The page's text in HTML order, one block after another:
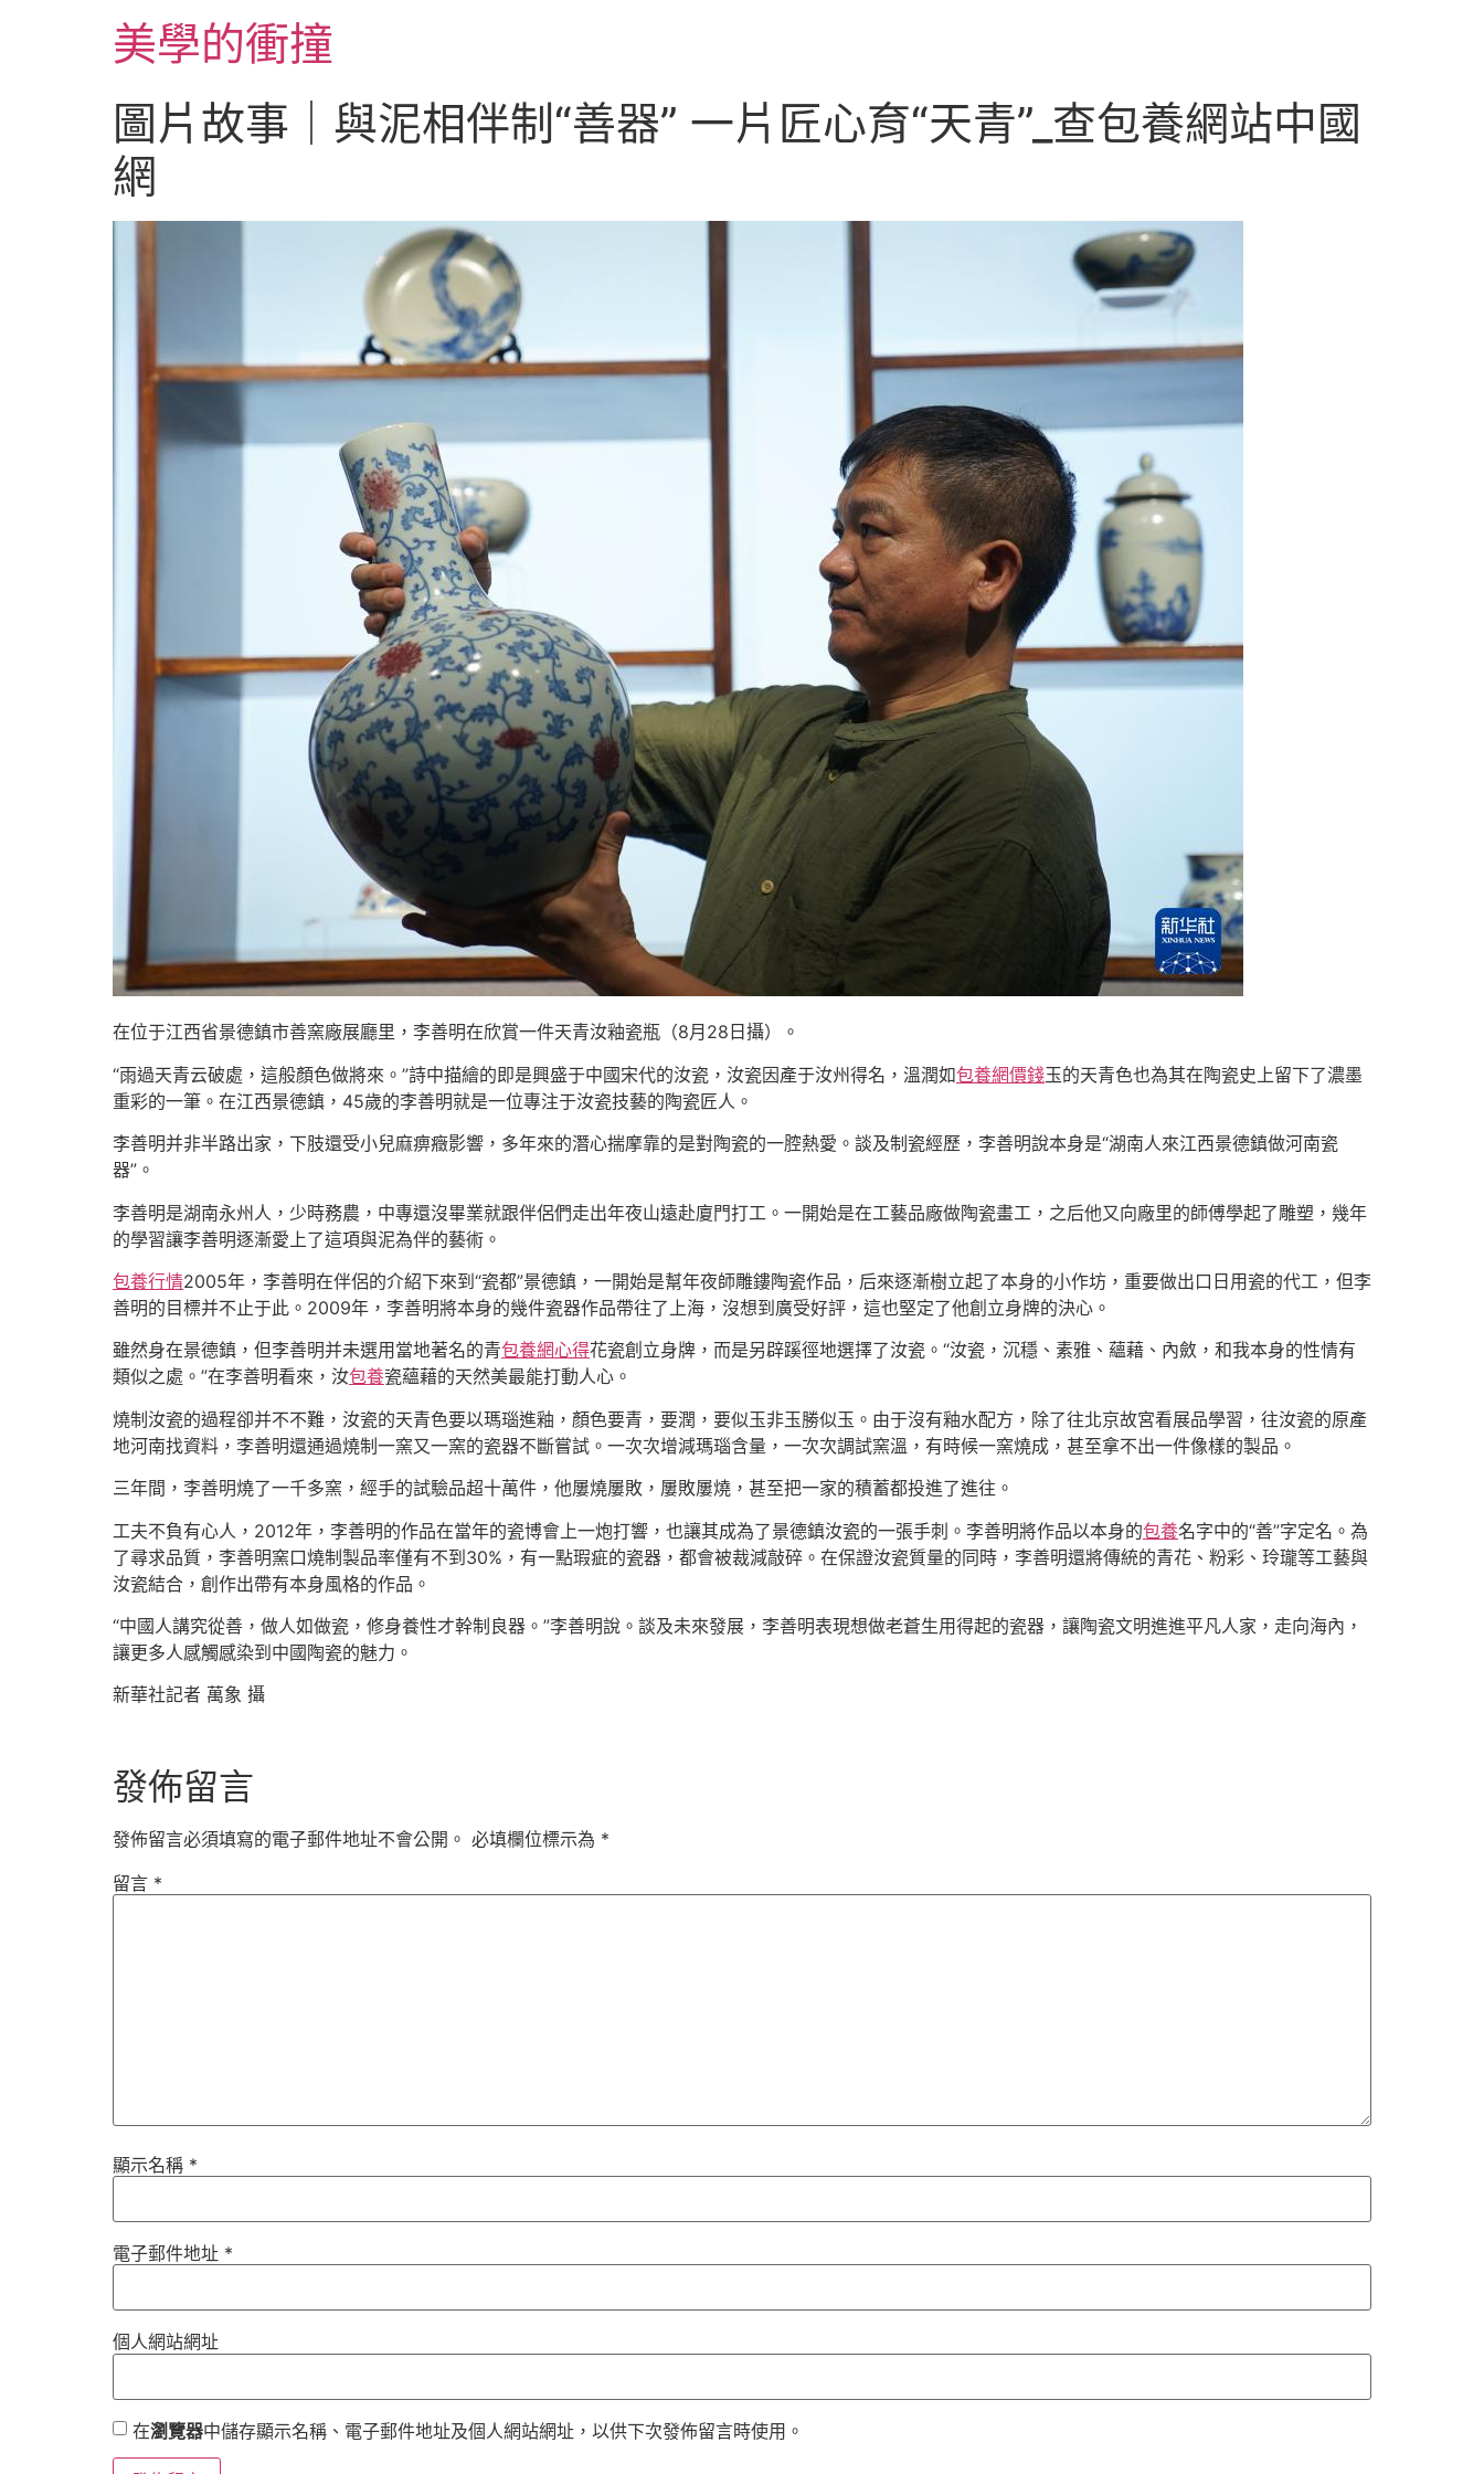
美學的衝撞
圖片故事｜與泥相伴制“善器” 一片匠心育“天青”_查包養網站中國
網
在位于江西省景德鎮市善窯廠展廳里，李善明在欣賞一件天青汝釉瓷瓶（8月28日攝）。
“雨過天青云破處，這般顏色做將來。”詩中描繪的即是興盛于中國宋代的汝瓷，汝瓷因產于汝州得名，溫潤如包養網價錢玉的天青色也為其在陶瓷史上留下了濃墨
重彩的一筆。在江西景德鎮，45歲的李善明就是一位專注于汝瓷技藝的陶瓷匠人。
李善明并非半路出家，下肢還受小兒麻痹癥影響，多年來的潛心揣摩靠的是對陶瓷的一腔熱愛。談及制瓷經歷，李善明說本身是“湖南人來江西景德鎮做河南瓷
器”。
李善明是湖南永州人，少時務農，中專還沒畢業就跟伴侶們走出年夜山遠赴廈門打工。一開始是在工藝品廠做陶瓷畫工，之后他又向廠里的師傅學起了雕塑，幾年
的學習讓李善明逐漸愛上了這項與泥為伴的藝術。
包養行情2005年，李善明在伴侶的介紹下來到“瓷都”景德鎮，一開始是幫年夜師雕鏤陶瓷作品，后來逐漸樹立起了本身的小作坊，重要做出口日用瓷的代工，但李
善明的目標并不止于此。2009年，李善明將本身的幾件瓷器作品帶往了上海，沒想到廣受好評，這也堅定了他創立身牌的決心。
雖然身在景德鎮，但李善明并未選用當地著名的青包養網心得花瓷創立身牌，而是另辟蹊徑地選擇了汝瓷。“汝瓷，沉穩、素雅、蘊藉、內斂，和我本身的性情有
類似之處。”在李善明看來，汝包養瓷蘊藉的天然美最能打動人心。
燒制汝瓷的過程卻并不不難，汝瓷的天青色要以瑪瑙進釉，顏色要青，要潤，要似玉非玉勝似玉。由于沒有釉水配方，除了往北京故宮看展品學習，往汝瓷的原產
地河南找資料，李善明還通過燒制一窯又一窯的瓷器不斷嘗試。一次次增減瑪瑙含量，一次次調試窯溫，有時候一窯燒成，甚至拿不出一件像樣的製品。
三年間，李善明燒了一千多窯，經手的試驗品超十萬件，他屢燒屢敗，屢敗屢燒，甚至把一家的積蓄都投進了進往。
工夫不負有心人，2012年，李善明的作品在當年的瓷博會上一炮打響，也讓其成為了景德鎮汝瓷的一張手刺。李善明將作品以本身的包養名字中的“善”字定名。為
了尋求品質，李善明窯口燒制製品率僅有不到30%，有一點瑕疵的瓷器，都會被裁減敲碎。在保證汝瓷質量的同時，李善明還將傳統的青花、粉彩、玲瓏等工藝與
汝瓷結合，創作出帶有本身風格的作品。
“中國人講究從善，做人如做瓷，修身養性才幹制良器。”李善明說。談及未來發展，李善明表現想做老蒼生用得起的瓷器，讓陶瓷文明進進平凡人家，走向海內，
讓更多人感觸感染到中國陶瓷的魅力。
新華社記者 萬象 攝
發佈留言
發佈留言必須填寫的電子郵件地址不會公開。 必填欄位標示為 *
留言 *
顯示名稱 *
電子郵件地址 *
個人網站網址
在瀏覽器中儲存顯示名稱、電子郵件地址及個人網站網址，以供下次發佈留言時使用。